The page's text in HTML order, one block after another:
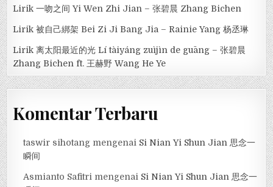
Lirik 一吻之间 Yi Wen Zhi Jian – 张碧晨 Zhang Bichen
Lirik 被自己綁架 Bei Zi Ji Bang Jia – Rainie Yang 杨丞琳
Lirik 离太阳最近的光 Lí tàiyáng zuìjìn de guāng – 张碧晨
Zhang Bichen ft. 王赫野 Wang He Ye
Komentar Terbaru
taswir sihotang mengenai Si Nian Yi Shun Jian 思念一
瞬间
Asmianto Safitri mengenai Si Nian Yi Shun Jian 思念一